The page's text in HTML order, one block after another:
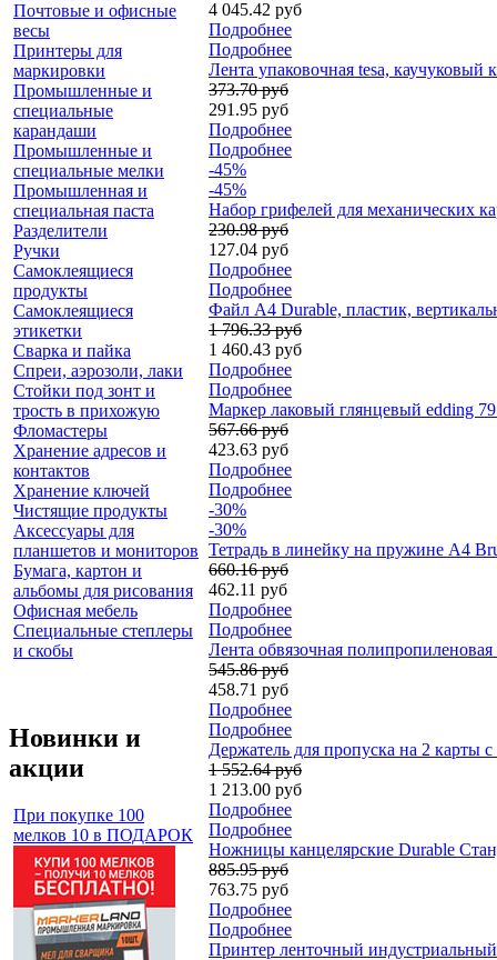
Почтовые и офисные
весы
Принтеры для
маркировки
Промышленные и
специальные
карандаши
Промышленные и
специальные мелки
Промышленная и
специальная паста
Разделители
Ручки
Самоклеящиеся
продукты
Самоклеящиеся
этикетки
Сварка и пайка
Спреи, аэрозоли, лаки
Стойки под зонт и
трость в прихожую
Фломастеры
Хранение адресов и
контактов
Хранение ключей
Чистящие продукты
Аксессуары для
планшетов и мониторов
Бумага, картон и
альбомы для рисования
Офисная мебель
Специальные степлеры
и скобы
Новинки и
акции
При покупке 100
мелков 10 в ПОДАРОК
4 045.42 руб
Подробнее
Подробнее
Лента упаковочная tesa,
373.70 руб
291.95 руб
Подробнее
Подробнее
-45%
-45%
Набор грифелей для механических
230.98 руб
127.04 руб
Подробнее
Подробнее
Файл А4 Durable, пластик,
1 796.33 руб
1 460.43 руб
Подробнее
Подробнее
Маркер лаковый глянцевый edding
567.66 руб
423.63 руб
Подробнее
Подробнее
-30%
-30%
Тетрадь в линейку на пружине А4
660.16 руб
462.11 руб
Подробнее
Подробнее
Лента обвязочная
545.86 руб
458.71 руб
Подробнее
Подробнее
Держатель для пропуска на 2 карты
1 552.64 руб
1 213.00 руб
Подробнее
Подробнее
Ножницы канцелярские Durable
885.95 руб
763.75 руб
Подробнее
Подробнее
Принтер ленточный